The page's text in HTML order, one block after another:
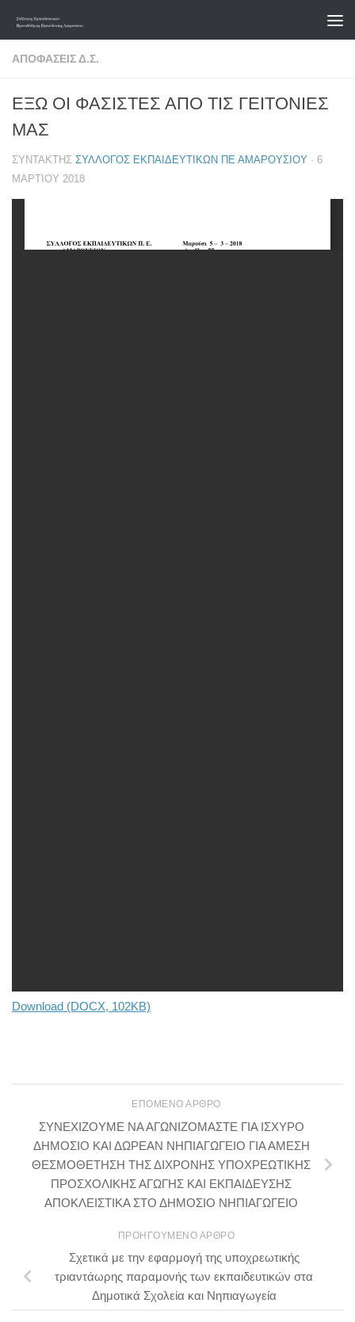
Skip to content
ΑΠΟΦΆΣΕΙΣ Δ.Σ.
ΕΞΩ ΟΙ ΦΑΣΙΣΤΕΣ ΑΠΟ ΤΙΣ ΓΕΙΤΟΝΙΕΣ
ΜΑΣ
ΣΥΝΤΆΚΤΗΣ ΣΎΛΛΟΓΟΣ ΕΚΠΑΙΔΕΥΤΙΚΏΝ ΠΕ ΑΜΑΡΟΥΣΊΟΥ · 6
ΜΑΡΤΊΟΥ 2018
Download (DOCX, 102KB)
ΕΠΌΜΕΝΟ ΆΡΘΡΟ
ΣΥΝΕΧΙΖΟΥΜΕ ΝΑ ΑΓΩΝΙΖΟΜΑΣΤΕ ΓΙΑ ΙΣΧΥΡΟ
ΔΗΜΟΣΙΟ ΚΑΙ ΔΩΡΕΑΝ ΝΗΠΙΑΓΩΓΕΙΟ ΓΙΑ ΑΜΕΣΗ
ΘΕΣΜΟΘΕΤΗΣΗ ΤΗΣ ΔΙΧΡΟΝΗΣ ΥΠΟΧΡΕΩΤΙΚΗΣ
ΠΡΟΣΧΟΛΙΚΗΣ ΑΓΩΓΗΣ ΚΑΙ ΕΚΠΑΙΔΕΥΣΗΣ
ΑΠΟΚΛΕΙΣΤΙΚΑ ΣΤΟ ΔΗΜΟΣΙΟ ΝΗΠΙΑΓΩΓΕΙΟ
ΠΡΟΗΓΟΎΜΕΝΟ ΆΡΘΡΟ
Σχετικά με την εφαρμογή της υποχρεωτικής
τριαντάωρης παραμονής των εκπαιδευτικών στα
Δημοτικά Σχολεία και Νηπιαγωγεία